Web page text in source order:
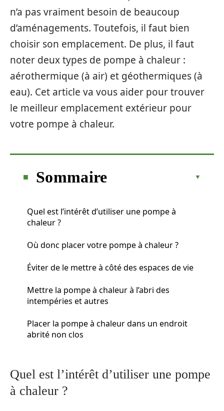
n’a pas vraiment besoin de beaucoup
d’aménagements. Toutefois, il faut bien
choisir son emplacement. De plus, il faut
noter deux types de pompe à chaleur :
aérothermique (à air) et géothermiques (à
eau). Cet article va vous aider pour trouver
le meilleur emplacement extérieur pour
votre pompe à chaleur.
Sommaire
Quel est l’intérêt d’utiliser une pompe à
chaleur ?
Où donc placer votre pompe à chaleur ?
Éviter de le mettre à côté des espaces de vie
Mettre la pompe à chaleur à l’abri des
intempéries et autres
Placer la pompe à chaleur dans un endroit
abrité non clos
Quel est l’intérêt d’utiliser une pompe
à chaleur ?